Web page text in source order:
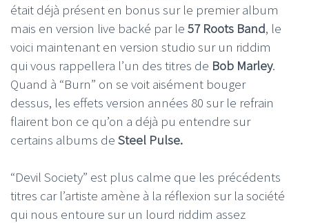
était déjà présent en bonus sur le premier album
mais en version live backé par le 57 Roots Band, le
voici maintenant en version studio sur un riddim
qui vous rappellera l’un des titres de Bob Marley.
Quand à “Burn” on se voit aisément bouger
dessus, les effets version années 80 sur le refrain
flairent bon ce qu’on a déjà pu entendre sur
certains albums de Steel Pulse.
“Devil Society” est plus calme que les précédents
titres car l’artiste amène à la réflexion sur la société
qui nous entoure sur un lourd riddim assez